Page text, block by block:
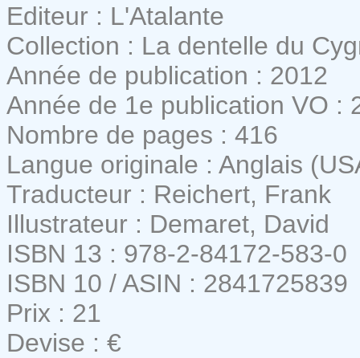
Editeur : L'Atalante
Collection : La dentelle du
Année de publication : 2012
Année de 1e publication VO :
Nombre de pages : 416
Langue originale : Anglais
Traducteur : Reichert, Frank
Illustrateur : Demaret, David
ISBN 13 : 978-2-84172-583-0
ISBN 10 / ASIN : 2841725839
Prix : 21
Devise : €